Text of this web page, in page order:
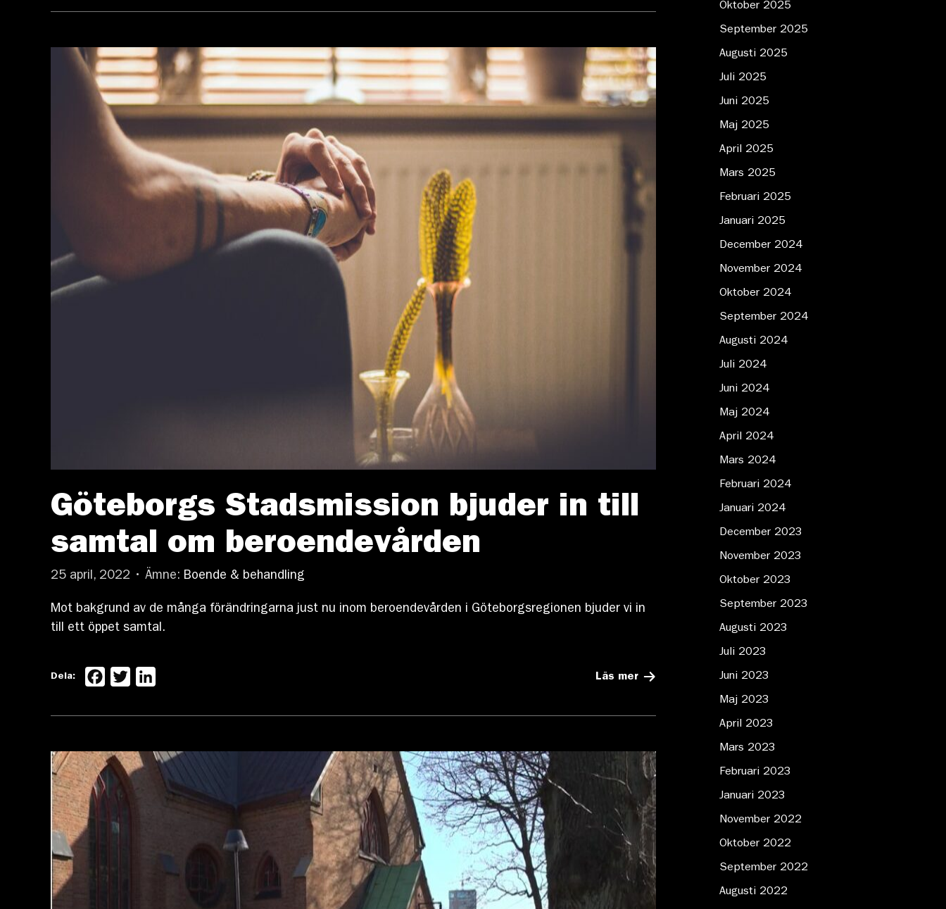
Oktober 2025
September 2025
Augusti 2025
Juli 2025
Juni 2025
Maj 2025
April 2025
Mars 2025
Februari 2025
Januari 2025
December 2024
November 2024
Oktober 2024
September 2024
Augusti 2024
Juli 2024
Juni 2024
Maj 2024
April 2024
Mars 2024
Februari 2024
Januari 2024
December 2023
November 2023
Oktober 2023
September 2023
Augusti 2023
Juli 2023
Juni 2023
Maj 2023
April 2023
Mars 2023
Februari 2023
Januari 2023
November 2022
Oktober 2022
September 2022
Augusti 2022
Göteborgs Stadsmission bjuder in till
samtal om beroendevården
25 april, 2022 • Ämne: Boende & behandling
Mot bakgrund av de många förändringarna just nu inom beroendevården i Göteborgsregionen bjuder vi in
till ett öppet samtal.
Läs mer
Dela: Facebook
Twitter